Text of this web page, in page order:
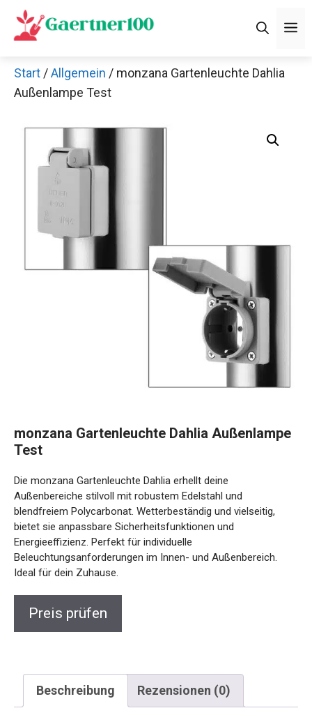
Zum
Inhalt
Start /Allgemein / monzana Gartenleuchte Dahlia
Außenlampe Test
monzana Gartenleuchte Dahlia Außenlampe
Test
Die monzana Gartenleuchte Dahlia erhellt deine
Außenbereiche stilvoll mit robustem Edelstahl und
blendfreiem Polycarbonat. Wetterbeständig und vielseitig,
bietet sie anpassbare Sicherheitsfunktionen und
Energieeffizienz. Perfekt für individuelle
Beleuchtungsanforderungen im Innen- und Außenbereich.
Ideal für dein Zuhause.
Preis prüfen
Beschreibung Rezensionen (0)